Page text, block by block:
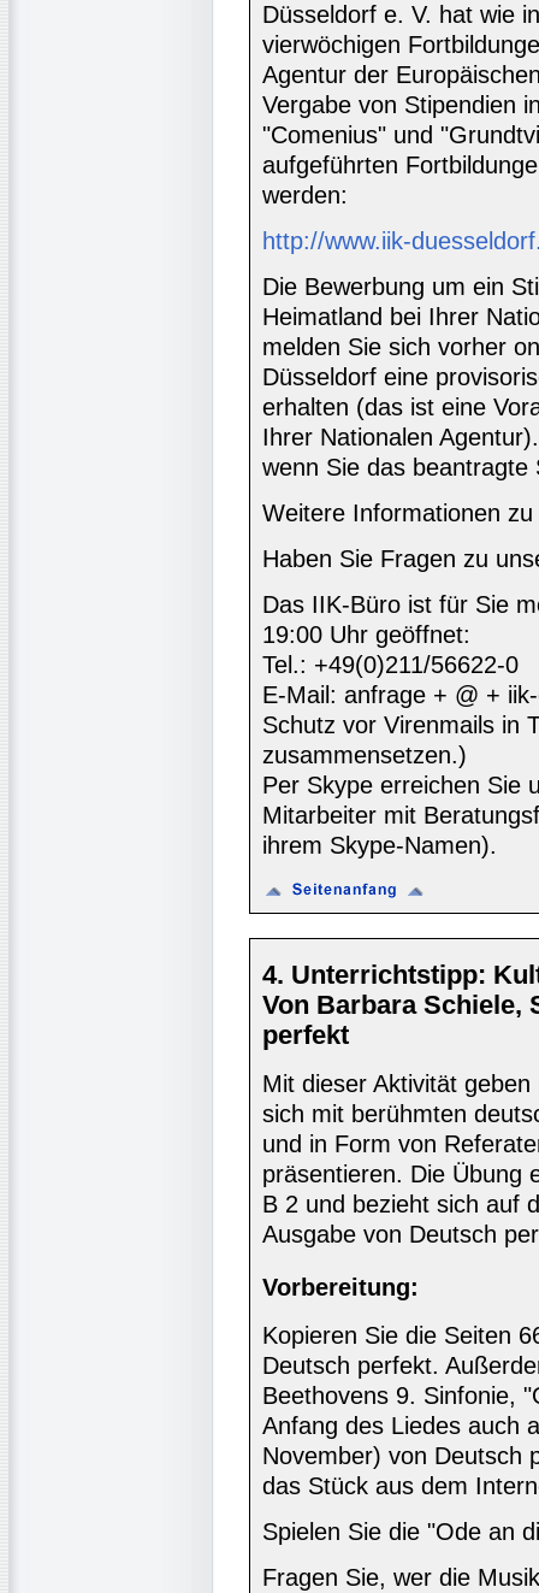
Düsseldorf e. V. hat wie
vierwöchigen
Agentur der
Vergabe von Stipendien
"Comenius" und
aufgeführten
werden:
http://www.iik-
Die Bewerbung um ein
Heimatland bei Ihrer
melden Sie sich vorher
Düsseldorf eine
erhalten (das ist eine
Ihrer Nationalen
wenn Sie das
Weitere Informationen
Haben Sie Fragen zu
Das IIK-Büro ist für Sie
19:00 Uhr geöffnet:
Tel.: +49(0)211/56622-0
E-Mail: anfrage + @ +
Schutz vor Virenmails in
zusammensetzen.)
Per Skype erreichen Sie
Mitarbeiter mit
ihrem Skype-Namen).
4. Unterrichtstipp:
Von Barbara Schiele,
perfekt
Mit dieser Aktivität
sich mit berühmten
und in Form von
präsentieren. Die Übung
B 2 und bezieht sich auf
Ausgabe von Deutsch
Vorbereitung:
Kopieren Sie die Seiten
Deutsch perfekt.
Beethovens 9. Sinfonie,
Anfang des Liedes auch
November) von Deutsch
das Stück aus dem
Spielen Sie die "Ode an
Fragen Sie, wer die